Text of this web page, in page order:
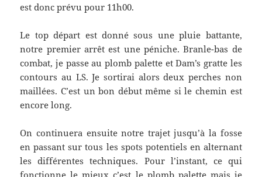
est donc prévu pour 11h00.
Le top départ est donné sous une pluie battante,
notre premier arrêt est une péniche. Branle-bas de
combat, je passe au plomb palette et Dam’s gratte les
contours au LS. Je sortirai alors deux perches non
maillées. C’est un bon début même si le chemin est
encore long.
On continuera ensuite notre trajet jusqu’à la fosse
en passant sur tous les spots potentiels en alternant
les différentes techniques. Pour l’instant, ce qui
fonctionne le mieux c’est le plomb palette mais je